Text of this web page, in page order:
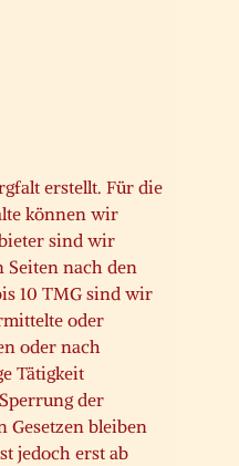
erstellt. Für die
können wir
sind wir
Seiten nach den
10 TMG sind wir
oder
oder nach
Tätigkeit
der
Gesetzen bleiben
jedoch erst ab